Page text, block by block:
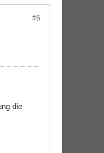
#6
die